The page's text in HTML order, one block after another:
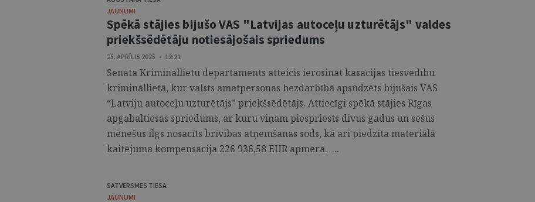
JAUNUMI
Spēkā stājies bijušo VAS "Latvijas autoceļu uzturētājs" valdes
priekšsēdētāju notiesājošais spriedums
25. APRĪLIS 2025 • 12:21
Senāta Krimināllietu departaments atteicis ierosināt kasācijas tiesvedību
krimināllietā, kur valsts amatpersonas bezdarbībā apsūdzēts bijušais VAS
“Latviju autoceļu uzturētājs” priekšsēdētājs. Attiecīgi spēkā stājies Rīgas
apgabaltiesas spriedums, ar kuru viņam piespriests divus gadus un sešus
mēnešus ilgs nosacīts brīvības atņemšanas sods, kā arī piedzīta materiālā
kaitējuma kompensācija 226 936,58 EUR apmērā. ...
SATVERSMES TIESA
JAUNUMI